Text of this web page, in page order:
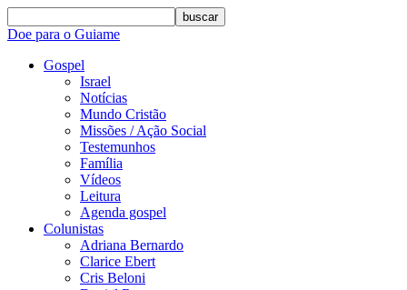
buscar
Doe para o Guiame
Gospel
Israel
Notícias
Mundo Cristão
Missões / Ação Social
Testemunhos
Família
Vídeos
Leitura
Agenda gospel
Colunistas
Adriana Bernardo
Clarice Ebert
Cris Beloni